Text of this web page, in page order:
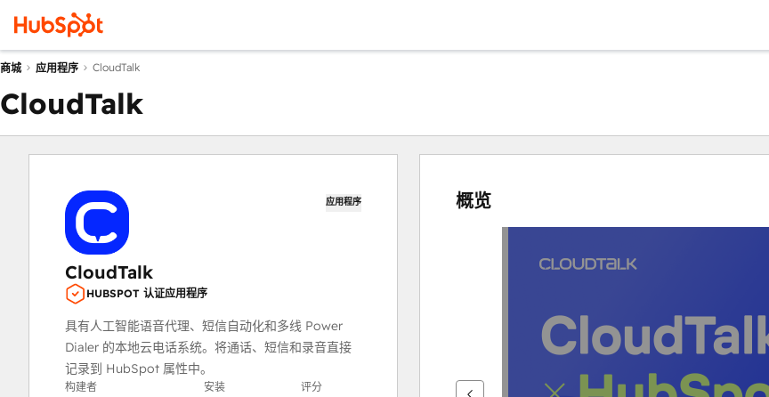
商城 应用程序 CloudTalk
CloudTalk
应用程序
CloudTalk
HUBSPOT 认证应用程序
具有人工智能语音代理、短信自动化和多线 Power
Dialer 的本地云电话系统。将通话、短信和录音直接
记录到 HubSpot 属性中。
构建者 安装 评分
概览
其